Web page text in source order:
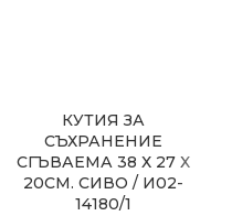
КУТИЯ ЗА
СЪХРАНЕНИЕ
СГЪВАЕМА 38 Х 27 Х
20СМ. СИВО / И02-
14180/1